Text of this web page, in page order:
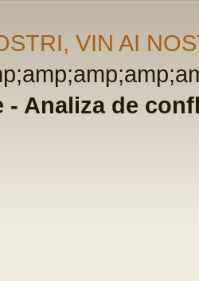
VIN AI
- Analiza de